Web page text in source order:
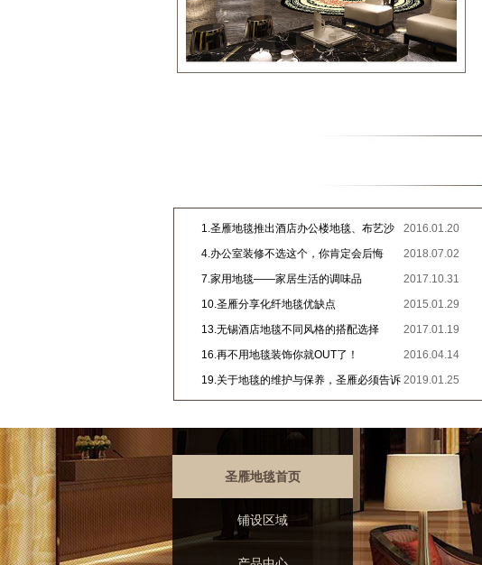
2016.01.20
1.圣雁地毯推出酒店办公楼地毯、布艺沙
发等清洗项目
2018.07.02
4.办公室装修不选这个，你肯定会后悔
2017.10.31
7.家用地毯——家居生活的调味品
2015.01.29
10.圣雁分享化纤地毯优缺点
2017.01.19
13.无锡酒店地毯不同风格的搭配选择
2016.04.14
16.再不用地毯装饰你就OUT了！
2019.01.25
19.关于地毯的维护与保养，圣雁必须告诉
圣雁地毯首页
铺设区域